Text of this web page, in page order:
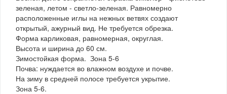
зеленая, летом - светло-зеленая. Равномерно
расположенные иглы на нежных ветвях создают
открытый, ажурный вид. Не требуется обрезка.
Форма карликовая, равномерная, округлая.
Высота и ширина до 60 см.
Зимостойкая форма. Зона 5-6
Почва: нуждается во влажном воздухе и почве.
На зиму в средней полосе требуется укрытие.
Зона 5-6.